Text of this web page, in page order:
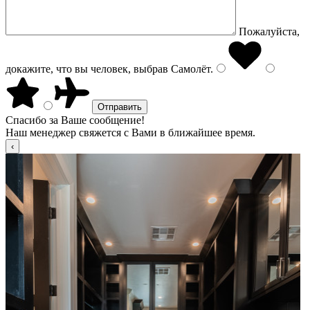
Пожалуйста,
докажите, что вы человек, выбрав Самолёт.
Спасибо за Ваше сообщение!
Наш менеджер свяжется с Вами в ближайшее время.